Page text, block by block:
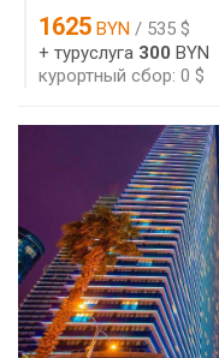
1625 BYN / 535 $
+ туруслуга 300 BYN
курортный сбор: 0 $